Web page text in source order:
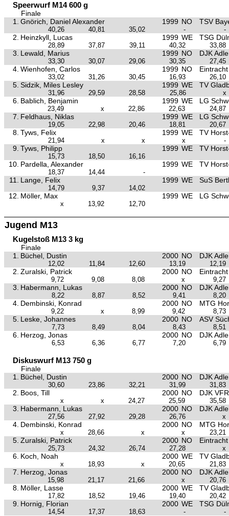
Speerwurf M14 600 g
Finale
1.
Gnörich, Daniel Alexander 1999 NO TSV
40,26 40,81 35,02 - -
2. Heinzkyll, Lucas 1999 WE TSG
28,89 37,87 39,11 40,32 33,88
3. Lewald, Marius 1999 NO DJK
33,30 30,07 29,06 30,35 27,45
4. Wienhofen, Carlos 1999 NO
33,02 31,26 30,45 16,93 26,10
5. Sidzik, Miles Lesley 1999 WE TV
31,96 29,59 28,58 25,86 x
6. Bablich, Benjamin 1999 WE LG
23,49 x 22,86 22,63 24,87
7. Feldhaus, Niklas 1999 WE LG
19,05 22,98 20,46 18,81 20,67
8. Tyws, Felix 1999 WE TV
21,94 x x x -
9. Tyws, Philipp 1999 WE TV
15,73 18,50 16,16
10. Pardella, Alexander 1999 WE TV
18,37 14,44 -
11. Lange, Felix 1999 WE SuS
14,79 9,37 14,02
12. Möller, Max 1999 WE LG
x 13,92 12,70
Jugend M13
Kugelstoß M13 3 kg
Finale
1.
Büchel, Dustin 2000 NO DJK
12,02 11,84 12,60 13,19 12,19
2. Zuralski, Patrick 2000 NO
9,72 9,08 8,08 x 9,27
3. Habermann, Lukas 2000 NO DJK
8,22 8,87 8,52 9,41 8,20
4. Dembinski, Konrad 2000 NO MTG
9,22 x 8,99 9,42 8,73
5. Leske, Johannes 2000 NO ASV
7,73 8,49 8,04 8,43 8,51
6. Herzog, Jonas 2000 NO DJK
6,53 6,36 6,77 7,20 6,79
Diskuswurf M13 750 g
Finale
1.
Büchel, Dustin 2000 NO DJK
30,60 23,86 32,21 31,99 31,83
2. Boos, Till 2000 NO DJK
x x 24,27 25,59 35,58
3. Habermann, Lukas 2000 NO DJK
27,56 27,92 29,28 26,76 x
4. Dembinski, Konrad 2000 NO MTG
x 28,66 x x 23,21
5. Zuralski, Patrick 2000 NO
25,73 24,32 26,74 27,28 x
6. Koch, Noah 2000 WE TV
x 18,93 x 20,65 21,83
7. Herzog, Jonas 2000 NO DJK
15,98 21,17 21,66 x 20,76
8. Möller, Lasse 2000 WE TV
17,82 18,52 19,46 19,40 20,42
9. Hornig, Florian 2000 WE TSG
14,54 17,37 18,63 - -